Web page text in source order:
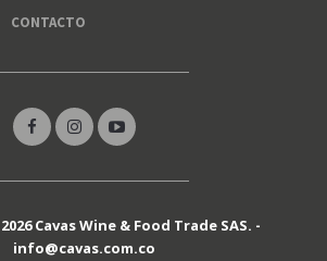
CONTACTO
Cavas Wine & Food Trade SAS. -
info@cavas.com.co